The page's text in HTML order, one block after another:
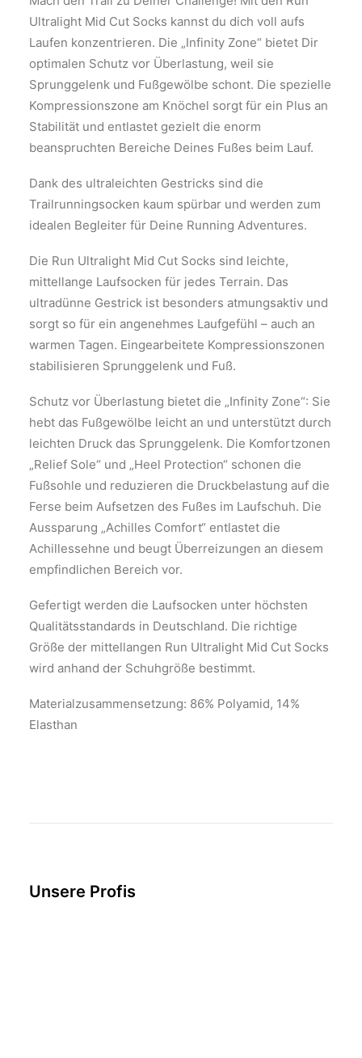
Ultralight Mid Cut Socks kannst du dich voll aufs
Laufen konzentrieren. Die „Infinity Zone“ bietet Dir
optimalen Schutz vor Überlastung, weil sie
Sprunggelenk und Fußgewölbe schont. Die spezielle
Kompressionszone am Knöchel sorgt für ein Plus an
Stabilität und entlastet gezielt die enorm
beanspruchten Bereiche Deines Fußes beim Lauf.
Dank des ultraleichten Gestricks sind die
Trailrunningsocken kaum spürbar und werden zum
idealen Begleiter für Deine Running Adventures.
Die Run Ultralight Mid Cut Socks sind leichte,
mittellange Laufsocken für jedes Terrain. Das
ultradünne Gestrick ist besonders atmungsaktiv und
sorgt so für ein angenehmes Laufgefühl – auch an
warmen Tagen. Eingearbeitete Kompressionszonen
stabilisieren Sprunggelenk und Fuß.
Schutz vor Überlastung bietet die „Infinity Zone“: Sie
hebt das Fußgewölbe leicht an und unterstützt durch
leichten Druck das Sprunggelenk. Die Komfortzonen
„Relief Sole“ und „Heel Protection“ schonen die
Fußsohle und reduzieren die Druckbelastung auf die
Ferse beim Aufsetzen des Fußes im Laufschuh. Die
Aussparung „Achilles Comfort“ entlastet die
Achillessehne und beugt Überreizungen an diesem
empfindlichen Bereich vor.
Gefertigt werden die Laufsocken unter höchsten
Qualitätsstandards in Deutschland. Die richtige
Größe der mittellangen Run Ultralight Mid Cut Socks
wird anhand der Schuhgröße bestimmt.
Materialzusammensetzung: 86% Polyamid, 14%
Elasthan
Unsere Profis